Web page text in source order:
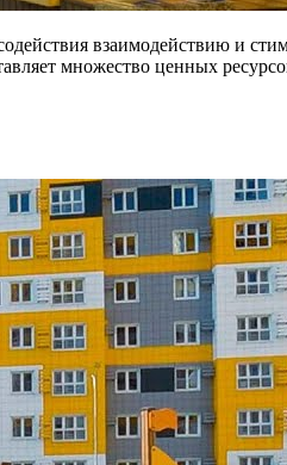
взаимодействию и
множество ценных